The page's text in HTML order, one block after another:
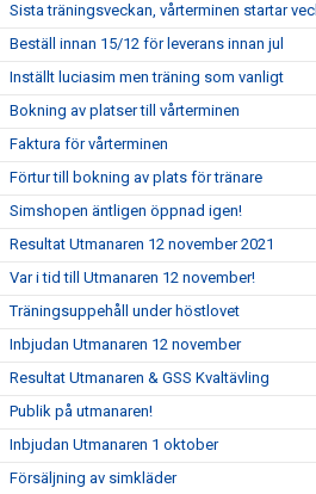
Sista träningsveckan, vårterminen startar
Beställ innan 15/12 för leverans innan jul
Inställt luciasim men träning som vanligt
Bokning av platser till vårterminen
Faktura för vårterminen
Förtur till bokning av plats för tränare
Simshopen äntligen öppnad igen!
Resultat Utmanaren 12 november 2021
Var i tid till Utmanaren 12 november!
Träningsuppehåll under höstlovet
Inbjudan Utmanaren 12 november
Resultat Utmanaren & GSS Kvaltävling
Publik på utmanaren!
Inbjudan Utmanaren 1 oktober
Försäljning av simkläder